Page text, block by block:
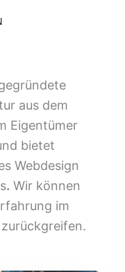
aus dem
Eigentümer
bietet
Webdesign
. Wir können
im